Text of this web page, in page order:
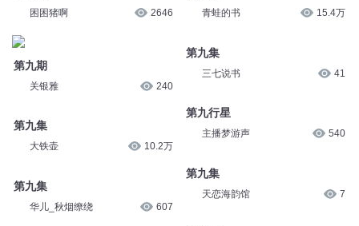
困困猪啊 2646
第九期
关银雅 240
第九集
大铁壶 10.2万
第九集
华儿_秋烟缭绕 607
青蛙的书 15.4万
第九集
三七说书 41
第九行星
主播梦游声 540
第九集
天恋海韵馆 7